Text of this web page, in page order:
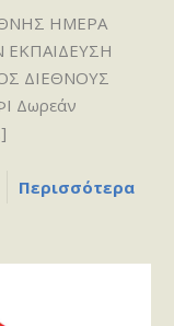
ΗΜΕΡΑ
ΕΚΠΑΙΔΕΥΣΗ
ΔΙΕΘΝΟΥΣ
Δωρεάν
Περισσότερα